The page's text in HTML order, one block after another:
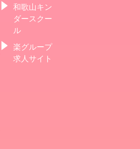
和歌山キン
ダースクー
ル
楽グループ
求人サイト